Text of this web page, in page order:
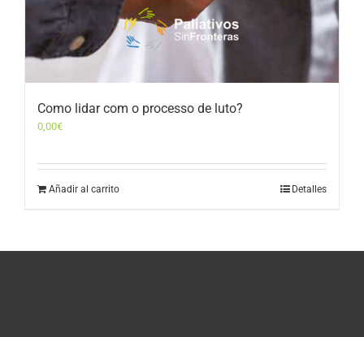
Como lidar com o processo de luto?
0,00€
Añadir al carrito Detalles